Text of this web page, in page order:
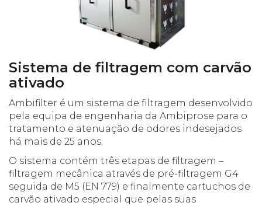
Sistema de filtragem com carvão
ativado
Ambifilter é um sistema de filtragem desenvolvido
pela equipa de engenharia da Ambiprose para o
tratamento e atenuação de odores indesejados
há mais de 25 anos.
O sistema contém três etapas de filtragem –
filtragem mecânica através de pré-filtragem G4
seguida de M5 (EN 779) e finalmente cartuchos de
carvão ativado especial que pelas suas